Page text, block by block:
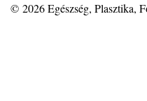
© 2026Egészség, Plasztika,